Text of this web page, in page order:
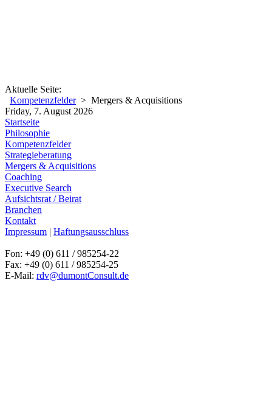
Aktuelle Seite:
Kompetenzfelder> Mergers & Acquisitions
Friday, 7. August 2026
Startseite
Philosophie
Kompetenzfelder
Strategieberatung
Mergers & Acquisitions
Coaching
Executive Search
Aufsichtsrat / Beirat
Branchen
Kontakt
Impressum | Haftungsausschluss
Fon: +49 (0) 611 / 985254-22
Fax: +49 (0) 611 / 985254-25
E-Mail: rdv@dumontConsult.de